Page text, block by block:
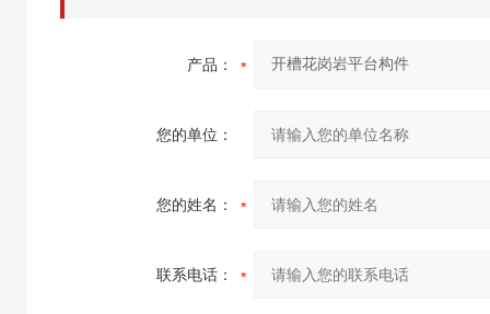
产品：
您的单位：
您的姓名：
联系电话：